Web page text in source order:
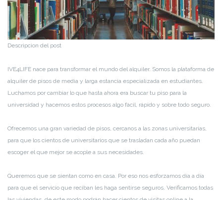
Descripcion del post
IVE4LIFE nace para transformar el mundo del alquiler. Somos la plataforma de
alquiler de pisos de media y larga estancia especializada en estudiantes.
Luchamos por cambiar lo que hasta ahora era buscar tu piso para la
universidad y hacemos estos procesos algo fácil, rápido y sobre todo seguro.
Ofrecemos una gran variedad de pisos, cercanos a las zonas universitarias,
para que los cientos de universitarios que se trasladan cada año puedan
escoger el que mejor se acople a sus necesidades.
Queremos que se sientan como en casa. Por eso nos esforzamos día a día
para que el servicio que reciban les haga sentirse seguros. Verificamos todas